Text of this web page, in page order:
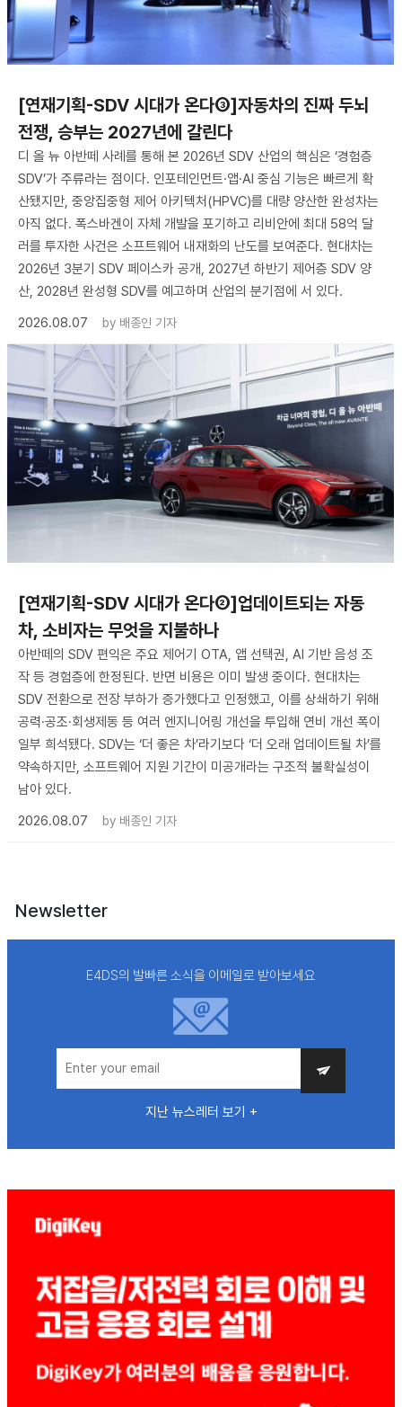
[연재기획-SDV 시대가 온다③]자동차의 진짜 두뇌
전쟁, 승부는 2027년에 갈린다
디 올 뉴 아반떼 사례를 통해 본 2026년 SDV 산업의 핵심은 ‘경험층
SDV’가 주류라는 점이다. 인포테인먼트·앱·AI 중심 기능은 빠르게 확
산됐지만, 중앙집중형 제어 아키텍처(HPVC)를 대량 양산한 완성차는
아직 없다. 폭스바겐이 자체 개발을 포기하고 리비안에 최대 58억 달
러를 투자한 사건은 소프트웨어 내재화의 난도를 보여준다. 현대차는
2026년 3분기 SDV 페이스카 공개, 2027년 하반기 제어층 SDV 양
산, 2028년 완성형 SDV를 예고하며 산업의 분기점에 서 있다.
2026.08.07
by 배종인 기자
[연재기획-SDV 시대가 온다②]업데이트되는 자동
차, 소비자는 무엇을 지불하나
아반떼의 SDV 편익은 주요 제어기 OTA, 앱 선택권, AI 기반 음성 조
작 등 경험층에 한정된다. 반면 비용은 이미 발생 중이다. 현대차는
SDV 전환으로 전장 부하가 증가했다고 인정했고, 이를 상쇄하기 위해
공력·공조·회생제동 등 여러 엔지니어링 개선을 투입해 연비 개선 폭이
일부 희석됐다. SDV는 ‘더 좋은 차’라기보다 ‘더 오래 업데이트될 차’를
약속하지만, 소프트웨어 지원 기간이 미공개라는 구조적 불확실성이
남아 있다.
2026.08.07
by 배종인 기자
Newsletter
E4DS의 발빠른 소식을 이메일로 받아보세요
지난 뉴스레터 보기 +